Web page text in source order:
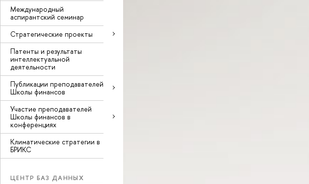
Международный
аспирантский семинар
Стратегические проекты
Патенты и результаты
интеллектуальной
деятельности
Публикации преподавателей
Школы финансов
Участие преподавателей
Школы финансов в
конференциях
Климатические стратегии в
БРИКС
ЦЕНТР БАЗ ДАННЫХ